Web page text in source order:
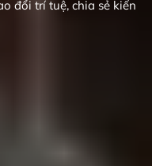
đổi trí tuệ, chia sẻ kiến